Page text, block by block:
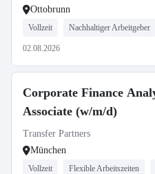
Ottobrunn
Vollzeit Nachhaltiger Arbeitgeber
02.08.2026
Corporate Finance
Associate (w/m/d)
Transfer Partners
München
Vollzeit Flexible Arbeitszeiten